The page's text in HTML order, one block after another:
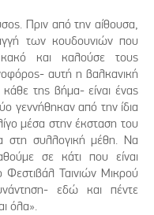
Πριν από την αίθουσα,
των κουδουνιών που
και καλούσε τους
αυτή η βαλκανική
κάθε της βήμα- είναι ένας
γεννήθηκαν από την ίδια
μέσα στην έκσταση του
στη συλλογική μέθη. Να
σε κάτι που είναι
Ταινιών Μικρού
εδώ και πέντε
όλα».